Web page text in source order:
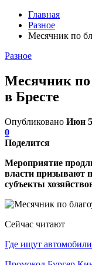
Главная
Разное
Месячник по
Разное
Месячник по
в Бресте
Опубликовано Июн
0
Поделится
Мероприятие
власти призывают
субъекты
Сейчас читают
Где ищут